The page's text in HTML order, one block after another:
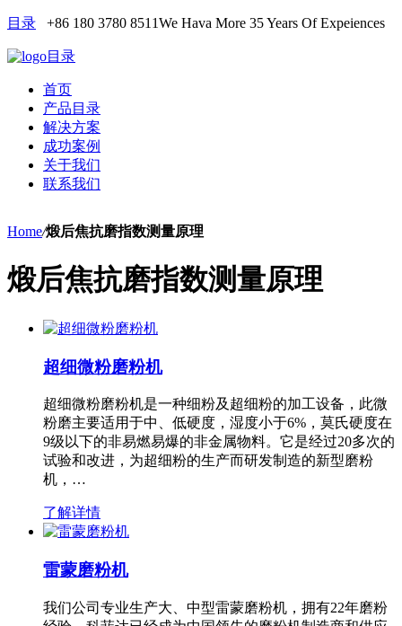
目录 +86 180 3780 8511We Hava More 35 Years Of Expeiences
目录
首页
产品目录
解决方案
成功案例
关于我们
联系我们
Home/煅后焦抗磨指数测量原理
煅后焦抗磨指数测量原理
超细微粉磨粉机
超细微粉磨粉机是一种细粉及超细粉的加工设备，此微
粉磨主要适用于中、低硬度，湿度小于6%，莫氏硬度在
9级以下的非易燃易爆的非金属物料。它是经过20多次的
试验和改进，为超细粉的生产而研发制造的新型磨粉
机，…
了解详情
雷蒙磨粉机
我们公司专业生产大、中型雷蒙磨粉机，拥有22年磨粉